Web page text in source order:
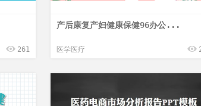
261
产后康复产妇健康保健96办公...
医学医疗